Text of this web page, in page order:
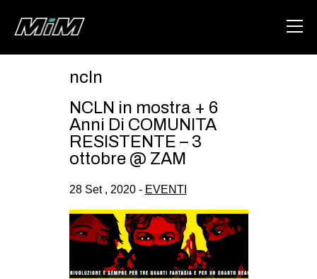
ABOUT
AREA
CSOA LAMBRETTA
MSM
STUDENTI TSUNAMI
ncln
NCLN in mostra + 6
Anni Di COMUNITA
RESISTENTE – 3
ottobre @ ZAM
28 Set , 2020 - EVENTI